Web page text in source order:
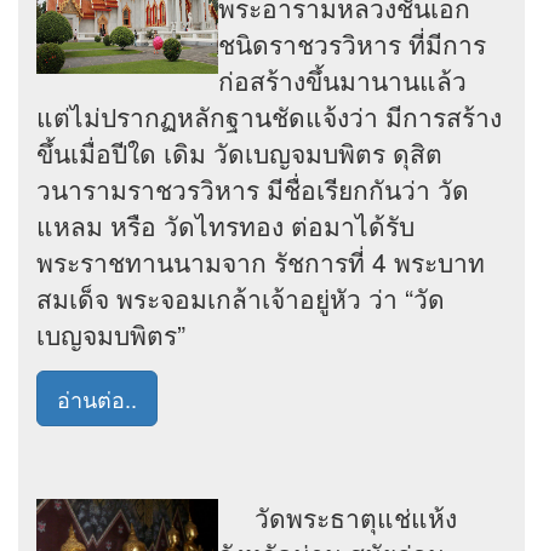
ชนิดราชวรวิหาร ที่มีการ
ก่อสร้างขึ้นมานานแล้ว
แต่ไม่ปรากฏหลักฐานชัดแจ้งว่า มีการสร้าง
ขึ้นเมื่อปีใด เดิม วัดเบญจมบพิตร ดุสิต
วนารามราชวรวิหาร มีชื่อเรียกกันว่า วัด
แหลม หรือ วัดไทรทอง ต่อมาได้รับ
พระราชทานนามจาก รัชการที่ 4 พระบาท
สมเด็จ พระจอมเกล้าเจ้าอยู่หัว ว่า “วัด
เบญจมบพิตร”
อ่านต่อ..
วัดพระธาตุแช่แห้ง